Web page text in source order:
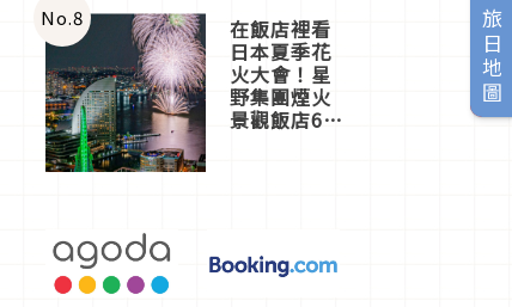
旅日地圖
店3分即達
No.8 在飯店裡看
日本夏季花
火大會！星
野集團煙火
景觀飯店6